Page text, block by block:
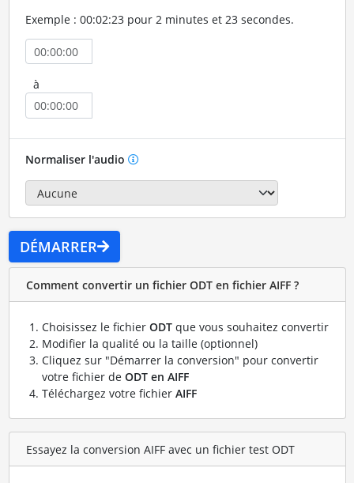
Exemple : 00:02:23 pour 2 minutes et 23 secondes.
à
Normaliser l'audio
DÉMARRER
Comment convertir un fichier ODT en fichier AIFF ?
Choisissez le fichier ODTque vous souhaitez convertir
Modifier la qualité ou la taille (optionnel)
Cliquez sur "Démarrer la conversion" pour convertir
votre fichier de ODT en AIFF
Téléchargez votre fichier AIFF
Essayez la conversion AIFF avec un fichier test ODT